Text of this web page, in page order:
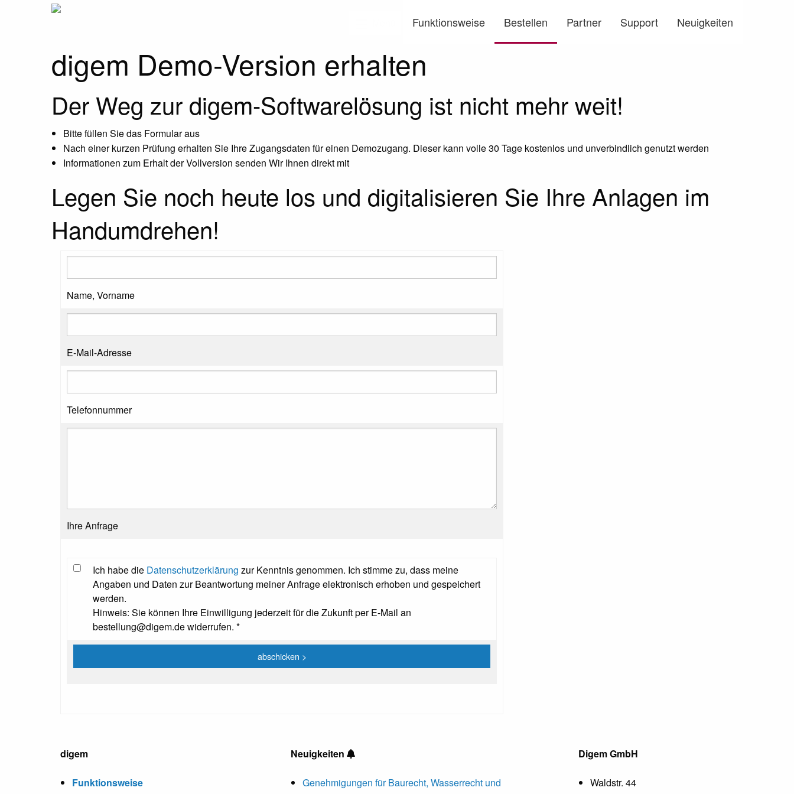
Funktionsweise Bestellen Partner Support Neuigkeiten
digem Demo-Version erhalten
Der Weg zur digem-Softwarelösung ist nicht mehr weit!
Bitte füllen Sie das Formular aus
Nach einer kurzen Prüfung erhalten Sie Ihre Zugangsdaten für einen Demozugang. Dieser kann volle 30 Tage kostenlos und unverbindlich genutzt werden
Informationen zum Erhalt der Vollversion senden Wir Ihnen direkt mit
Legen Sie noch heute los und digitalisieren Sie Ihre Anlagen im
Handumdrehen!
Name, Vorname
E-Mail-Adresse
Telefonnummer
Ihre Anfrage
Ich habe die Datenschutzerklärung zur Kenntnis genommen. Ich stimme zu, dass meine
Angaben und Daten zur Beantwortung meiner Anfrage elektronisch erhoben und gespeichert
werden.
Hinweis: Sie können Ihre Einwilligung jederzeit für die Zukunft per E-Mail an
bestellung@digem.de widerrufen. *
digem
Funktionsweise
Neuigkeiten
Genehmigungen für Baurecht, Wasserrecht und
Digem GmbH
Waldstr. 44